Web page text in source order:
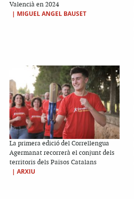
Valencià en 2024
| MIGUEL ANGEL BAUSET
La primera edició del Correllengua
Agermanat recorrerà el conjunt dels
territoris dels Països Catalans
| ARXIU